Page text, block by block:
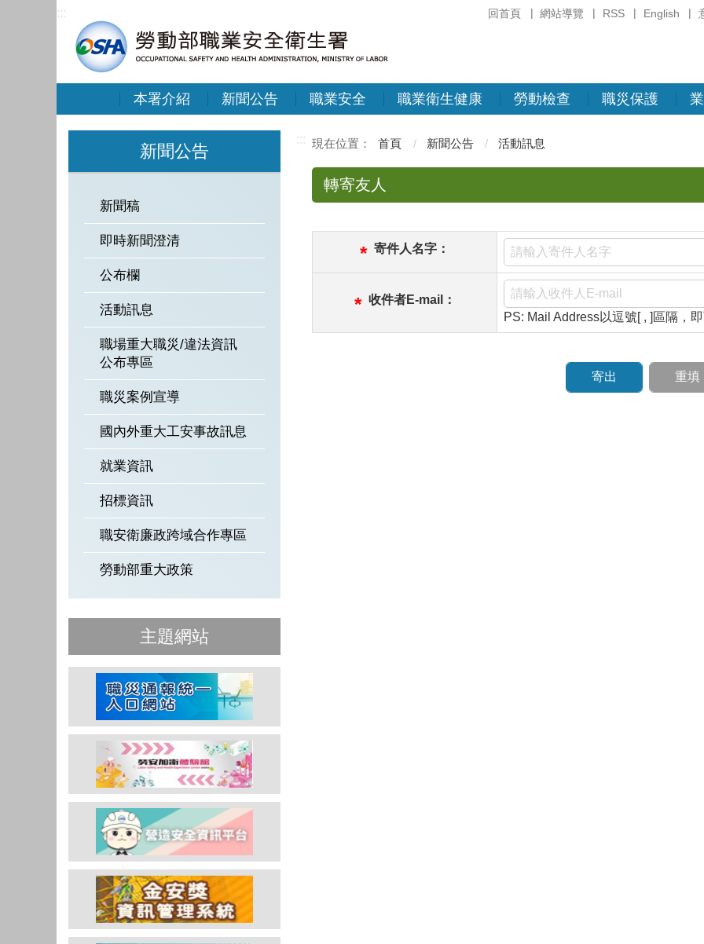
回首頁 網站導覽 RSS English
:::
本署介紹 新聞公告 職業安全 職業衛生健康 勞動檢查 職災保護
新聞公告
新聞稿
即時新聞澄清
公布欄
活動訊息
職場重大職災/違法資訊
公布專區
職災案例宣導
國內外重大工安事故訊息
就業資訊
招標資訊
職安衛廉政跨域合作專區
勞動部重大政策
主題網站
::: 首頁 新聞公告 活動訊息
轉寄友人
* 寄件人名字：
* 收件者E-mail：
PS: Mail Address以逗號[ , ]區隔，